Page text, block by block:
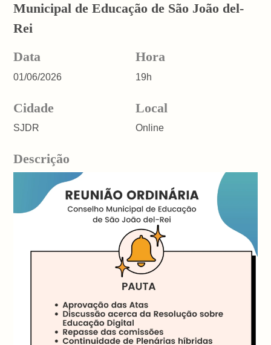
Municipal de Educação de São João del-
Rei
Data
01/06/2026
Hora
19h
Cidade
SJDR
Local
Online
Descrição